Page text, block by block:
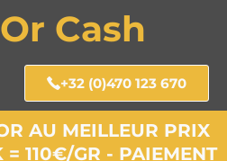
Cash
+32 (0)470 123 670
AU MEILLEUR PRIX
= 110€/GR - PAIEMENT